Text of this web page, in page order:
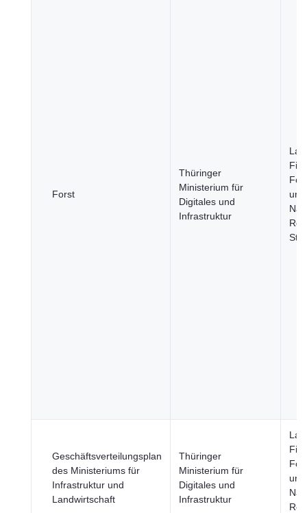
Forst
Thüringer
Ministerium für
Digitales und
Infrastruktur
und
Geschäftsverteilungsplan
des Ministeriums für
Infrastruktur und
Landwirtschaft
Thüringer
Ministerium für
Digitales und
Infrastruktur
und